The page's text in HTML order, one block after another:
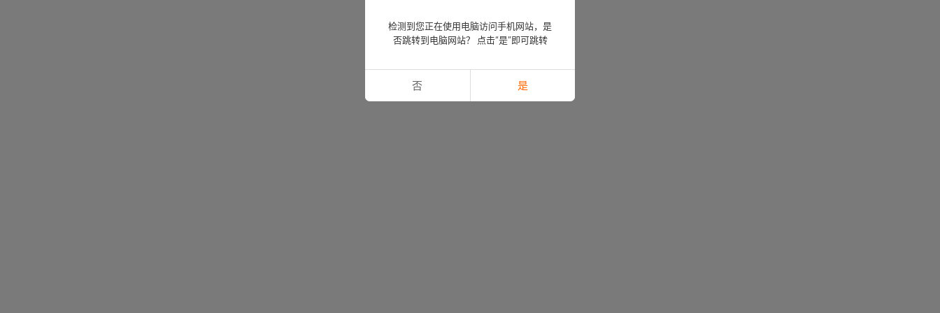
检测到您正在使用电脑访问手机网站，是
否跳转到电脑网站？ 点击“是”即可跳转
否 是